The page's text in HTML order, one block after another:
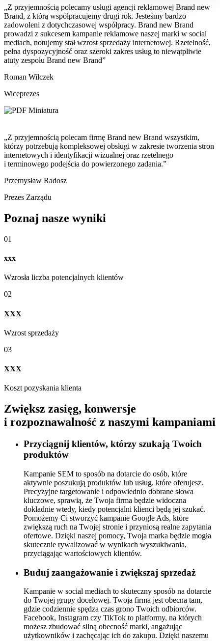
„Z przyjemnością polecamy usługi agencji reklamowej Brand new
Brand, z którą współpracujemy drugi rok. Jesteśmy bardzo
zadowoleni z dotychczasowej współpracy. Brand new Brand
prowadzi z sukcesem kampanie reklamowe naszej marki w social
mediach, notujemy stał wzrost sprzedaży internetowej. Rzetelność,
pełna dyspozycyjność oraz szeroki zakres usług to niewątpliwie
atuty zespołu Brand new Brand”
Roman Wilczek
Wiceprezes
„Z przyjemnością polecam firmę Brand new Brand wszystkim,
którzy potrzebują kompleksowej obsługi w zakresie tworzenia stron
internetowych i identyfikacji wizualnej oraz rzetelnego
i terminowego podejścia do powierzonego zadania.”
Przemysław Radosz
Prezes Zarządu
Poznaj nasze wyniki
01
xxx
Wzrosła liczba potencjalnych klientów
02
XXX
Wzrost sprzedaży
03
XXX
Koszt pozyskania klienta
Zwiększ zasięg, konwersje
i rozpoznawalność z naszymi kampaniami
Przyciągnij klientów, którzy szukają Twoich
produktów
Kampanie SEM to sposób na dotarcie do osób, które
aktywnie poszukują produktów lub usług, które oferujesz.
Precyzyjne targetowanie i odpowiednio dobrane słowa
kluczowe, sprawią, że Twoja firma będzie widoczna
dokładnie wtedy, kiedy potencjalni klienci będą jej szukać.
Pomożemy Ci stworzyć kampanie Google Ads, które
zwiększą ruch na Twojej stronie i przyniosą realne zapytania
ofertowe. Dzięki naszej pomocy, Twoja marka będzie mogła
skutecznie rywalizować w wynikach wyszukiwania,
przyciągając wartościowych klientów.
Buduj zaangażowanie i zwiększaj sprzedaż
Kampanie w social mediach to skuteczny sposób na dotarcie
do Twojej grupy docelowej. Twoja firma jest obecna tam,
gdzie codziennie spędza czas grono Twoich odbiorców.
Facebook, Instagram czy TikTok to platformy, na których
możesz zbudować silną obecność marki, angażując
użytkowników i zachęcając ich do zakupu. Dzięki naszemu